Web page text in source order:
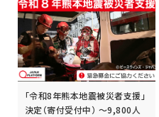
「令和8年熊本地震被災者支援」
決定（寄付受付中） ～9,800人